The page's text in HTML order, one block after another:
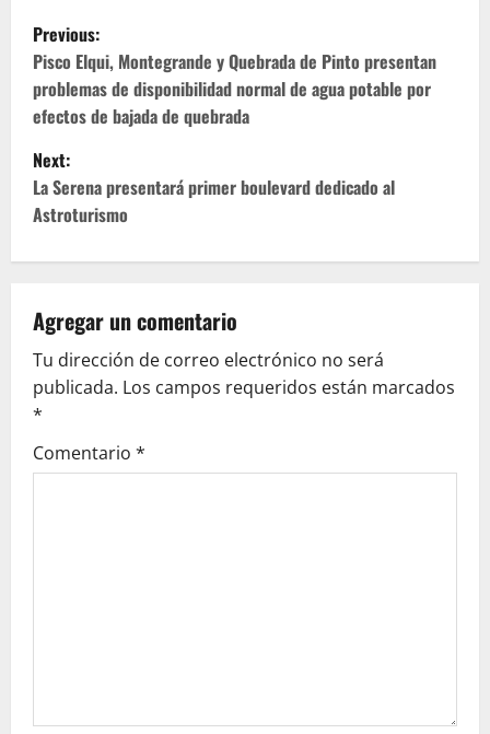
P
o
s
t
n
a
v
i
g
a
t
Previous:
Pisco Elqui, Montegrande y Quebrada de Pinto presentan
problemas de disponibilidad normal de agua potable por
efectos de bajada de quebrada
Next:
La Serena presentará primer boulevard dedicado al
Astroturismo
Agregar un comentario
Tu dirección de correo electrónico no será
publicada. Los campos requeridos están marcados
*
Comentario *